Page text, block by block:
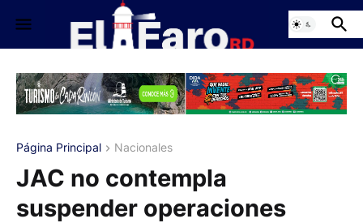
Página Principal Nacionales
JAC no contempla
suspender operaciones